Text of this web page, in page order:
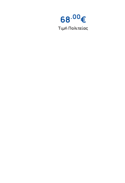
68.00€
Τιμή Πολιτείας